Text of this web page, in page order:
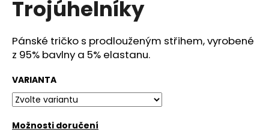
Trojúhelníky
Pánské tričko s prodlouženým střihem, vyrobené
z 95% bavlny a 5% elastanu.
VARIANTA
Možnosti doručení
a
í
t
?